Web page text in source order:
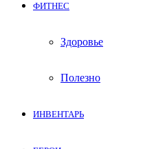
ФИТНЕС
Здоровье
Полезно
ИНВЕНТАРЬ